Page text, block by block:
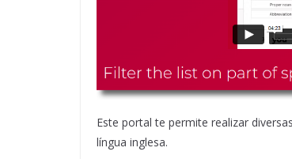
Este portal te permite realizar
língua inglesa.